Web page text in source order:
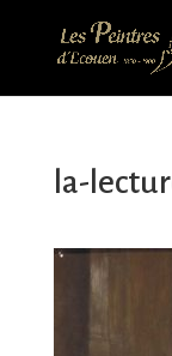
la-